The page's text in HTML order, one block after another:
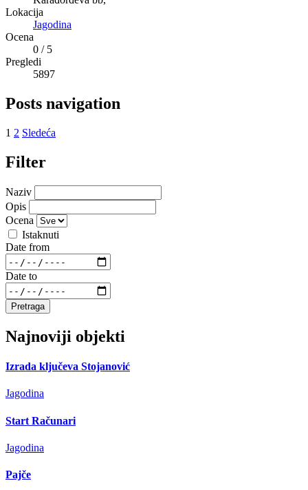
Lokacija
Jagodina
Ocena
0 /5
Pregledi
5897
Posts navigation
1 2 Sledeća
Filter
Naziv
Opis
Ocena
Istaknuti
Date from
Date to
Pretraga
Najnoviji objekti
Izrada ključeva Stojanović
Jagodina
Start Računari
Jagodina
Pajče